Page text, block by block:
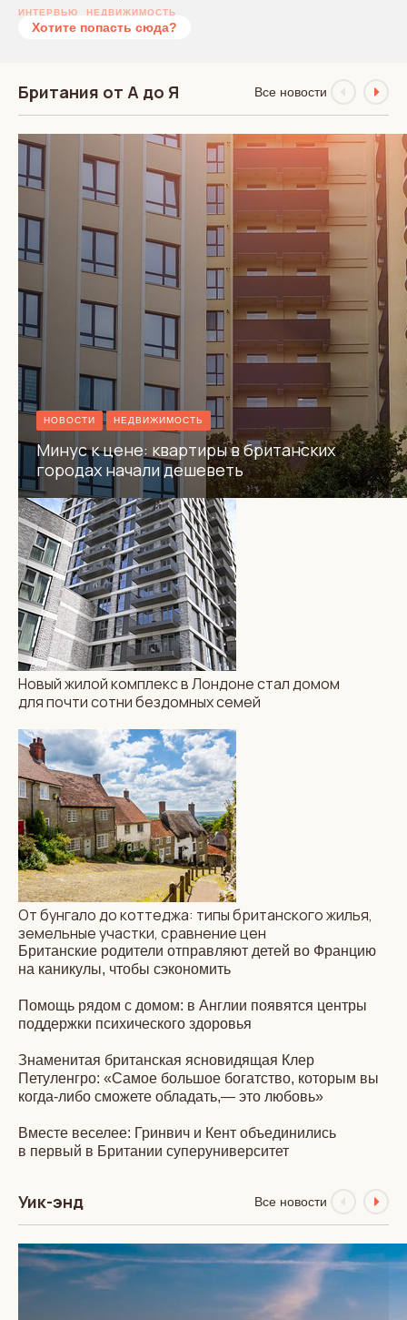
ИНТЕРВЬЮ НЕДВИЖИМОСТЬ
Хотите попасть сюда?
Британия от А до Я Все новости
НОВОСТИ НЕДВИЖИМОСТЬ
Минус к цене: квартиры в британских
городах начали дешеветь
Новый жилой комплекс в Лондоне стал домом
для почти сотни бездомных семей
От бунгало до коттеджа: типы британского жилья,
земельные участки, сравнение цен
Британские родители отправляют детей во Францию
на каникулы, чтобы сэкономить
Помощь рядом с домом: в Англии появятся центры
поддержки психического здоровья
Знаменитая британская ясновидящая Клер
Петуленгро: «Самое большое богатство, которым вы
когда-либо сможете обладать,— это любовь»
Вместе веселее: Гринвич и Кент объединились
в первый в Британии суперуниверситет
Уик-энд Все новости